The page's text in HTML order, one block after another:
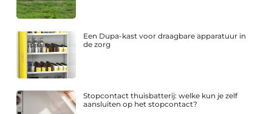
Een Dupa-kast voor draagbare apparatuur in
de zorg
Stopcontact thuisbatterij: welke kun je zelf
aansluiten op het stopcontact?